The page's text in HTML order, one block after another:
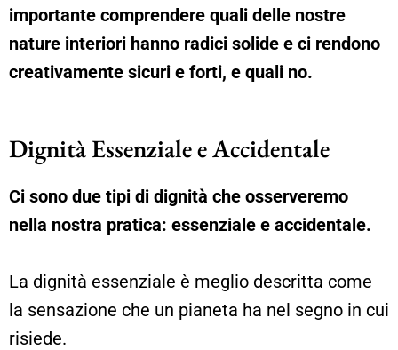
importante comprendere quali delle nostre
nature interiori hanno radici solide e ci rendono
creativamente sicuri e forti, e quali no.
Dignità Essenziale e Accidentale
Ci sono due tipi di dignità che osserveremo
nella nostra pratica: essenziale e accidentale.
La dignità essenziale è meglio descritta come
la sensazione che un pianeta ha nel segno in cui
risiede.